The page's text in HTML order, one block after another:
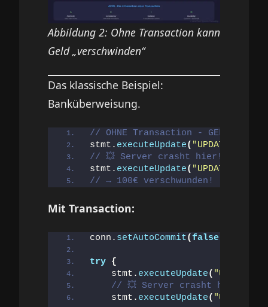
Abbildung 2: Ohne Transaction kann
Geld „verschwinden“
Das klassische Beispiel:
Banküberweisung.
// OHNE Transaction - GEFÄHRLICH!
stmt. executeUpdate( "UPDATE
// 💥 Server crasht hier!
stmt. executeUpdate( "UPDATE
// → 100€ verschwunden!
Mit Transaction:
conn. setAutoCommit(false
try {
    stmt.
executeUpdate( "UPDATE
// 💥 Server crasht hier!
    stmt.
executeUpdate( "UPDATE